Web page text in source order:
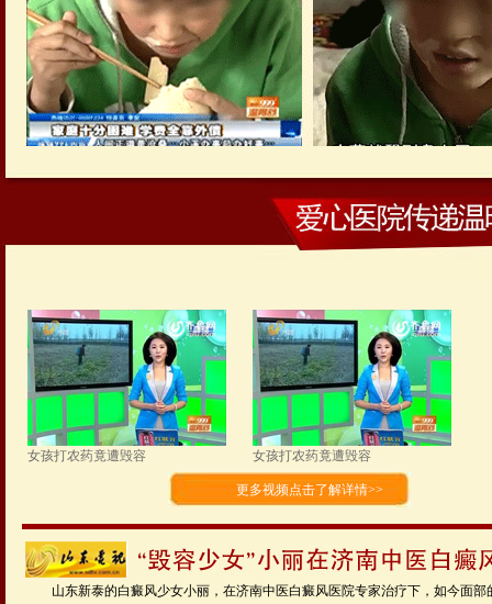
女孩打农药竟遭毁容 女孩打农药竟遭毁容
更多视频点击了解详情>>
山东新泰的白癜风少女小丽，在济南中医白癜风医院专家治疗下，如今面